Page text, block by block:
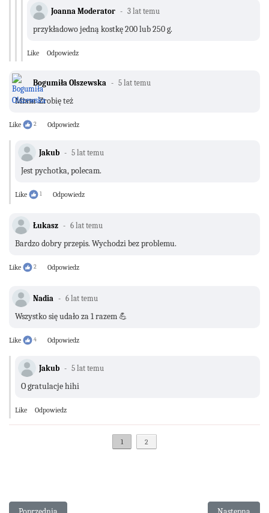
Joanna Moderator 3 lat temu
przykładowo jedną kostkę 200 lub 250 g.
Like Odpowiedz
Bogumiła Olszewska 5 lat temu
Miam .Zrobię też
Like 2 Odpowiedz
Jakub 5 lat temu
Jest pychotka, polecam.
Like 1 Odpowiedz
Łukasz 6 lat temu
Bardzo dobry przepis. Wychodzi bez problemu.
Like 2 Odpowiedz
Nadia 6 lat temu
Wszystko się udało za 1 razem 💪
Like 4 Odpowiedz
Jakub 5 lat temu
O gratulacje hihi
Like Odpowiedz
1 2
Poprzednia strona: Krem maślany na bazie bezy szwajcarskiejNastępna